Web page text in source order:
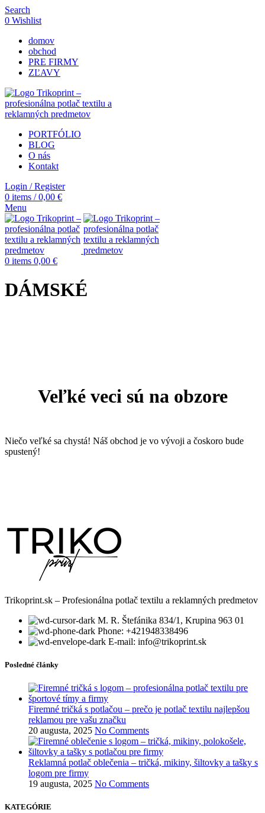
Search
0 Wishlist
domov
obchod
PRE FIRMY
ZĽAVY
PORTFÓLIO
BLOG
O nás
Kontakt
Login / Register
0 items / 0,00 €
Menu
0 items 0,00 €
DÁMSKÉ
Veľké veci sú na obzore
Niečo veľké sa chystá! Náš obchod je vo vývoji a čoskoro bude
spustený!
Trikoprint.sk – Profesionálna potlač textilu a reklamných predmetov
M. R. Štefánika 834/1, Krupina 963 01
Phone: +421948338496
E-mail: info@trikoprint.sk
Posledné články
Firemné tričká s potlačou – prečo je potlač textilu najlepšou
reklamou pre vašu značku
20 augusta, 2025 No Comments
Reklamná potlač oblečenia – tričká, mikiny, šiltovky a tašky s
logom pre firmy
19 augusta, 2025 No Comments
KATEGÓRIE